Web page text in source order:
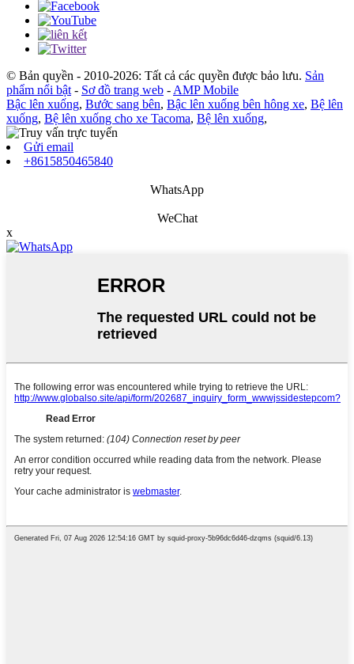
© Bản quyền - 2010-2026: Tất cả các quyền được bảo lưu. Sản
phẩm nổi bật - Sơ đồ trang web - AMP Mobile
Bậc lên xuống, Bước sang bên, Bậc lên xuống bên hông xe, Bệ lên
xuống, Bệ lên xuống cho xe Tacoma, Bệ lên xuống,
Gửi email
+8615850465840
WhatsApp
WeChat
x